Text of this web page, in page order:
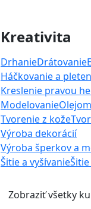
Kreativita
DrhanieDrátovanie
Háčkovanie a
Kreslenie pravou
Modelovanie
Tvorenie z kože
Výroba dekorácií
Výroba šperkov a
Šitie a vyšívanie
Zobraziť všetky